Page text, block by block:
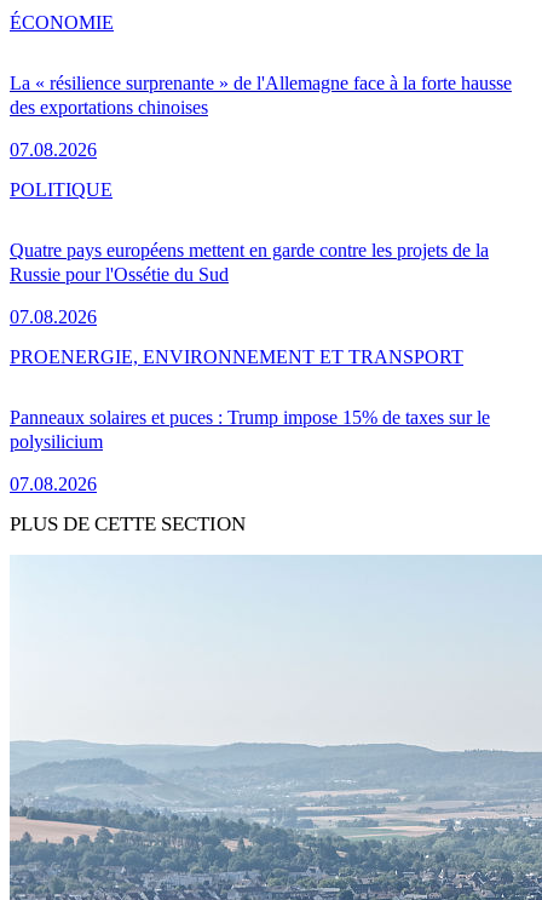
La « résilience surprenante » de l'Allemagne face à la forte hausse
des exportations chinoises
07.08.2026
ÉCONOMIE
Quatre pays européens mettent en garde contre les projets de la
Russie pour l'Ossétie du Sud
07.08.2026
POLITIQUE
Panneaux solaires et puces : Trump impose 15% de taxes sur le
polysilicium
07.08.2026
PROENERGIE, ENVIRONNEMENT ET TRANSPORT
PLUS DE CETTE SECTION